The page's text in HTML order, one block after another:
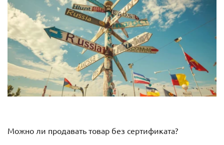
Можно ли продавать товар без сертификата?